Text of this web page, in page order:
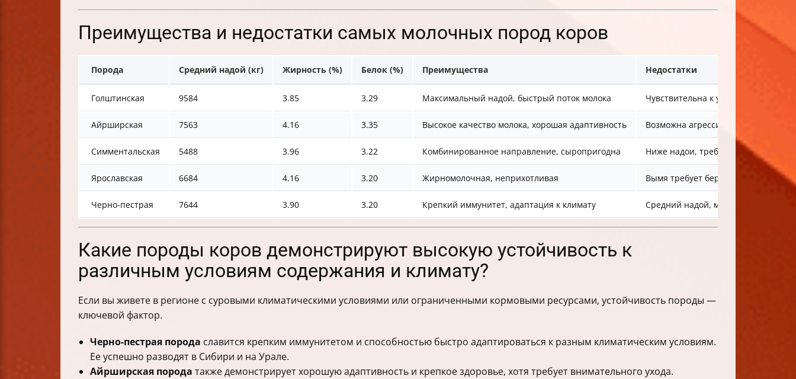
Преимущества и недостатки самых молочных пород коров
Порода Средний надой (кг) Жирность (%) Белок (%) Преимущества Недостатки
Голштинская 9584 3.85 3.29 Максимальный надой, быстрый поток молока Чувствительна к условиям,
Айрширская 7563 4.16 3.35 Высокое качество молока, хорошая адаптивность Возможна агрессивность, требует
Симментальская 5488 3.96 3.22 Комбинированное направление, сыропригодна Ниже надои, требует баланса
Ярославская 6684 4.16 3.20 Жирномолочная, неприхотливая Вымя требует бережного ухода из-
Черно-пестрая 7644 3.90 3.20 Крепкий иммунитет, адаптация к климату Средний надой, может уступать
Какие породы коров демонстрируют высокую устойчивость к
различным условиям содержания и климату?
Если вы живете в регионе с суровыми климатическими условиями или ограниченными кормовыми ресурсами, устойчивость породы —
ключевой фактор.
Черно-пестрая порода славится крепким иммунитетом и способностью быстро адаптироваться к разным климатическим условиям.
Ее успешно разводят в Сибири и на Урале.
Айрширская порода также демонстрирует хорошую адаптивность и крепкое здоровье, хотя требует внимательного ухода.